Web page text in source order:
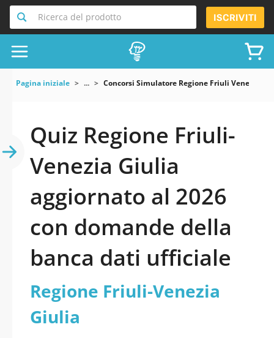
Ricerca del prodotto ISCRIVITI
Pagina iniziale ... Concorsi Simulatore Regione Friuli Venezia
Quiz Regione Friuli-
Venezia Giulia
aggiornato al 2026
con domande della
banca dati ufficiale
Regione Friuli-Venezia
Giulia